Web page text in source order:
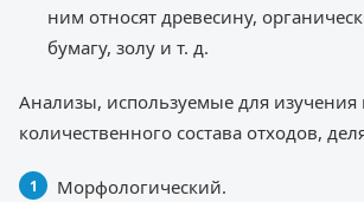
ним относят древесину,
бумагу, золу и т. д.
Анализы, используемые для изучения
количественного состава отходов,
Морфологический.